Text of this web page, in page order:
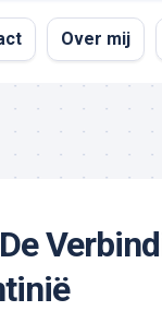
Over mij